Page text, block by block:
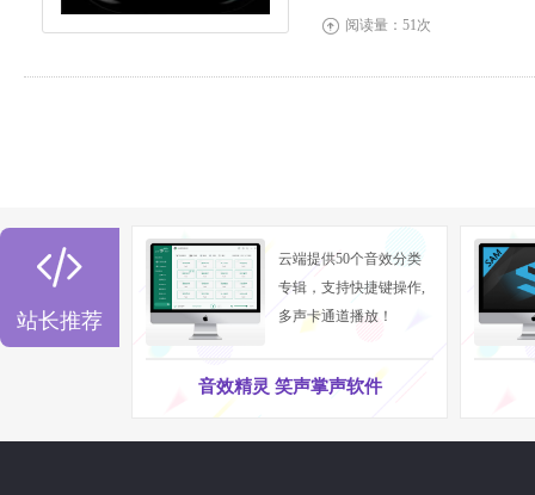
 阅读量：51次

站长推荐
云端提供50个音效分类
专辑，支持快捷键操作,
多声卡通道播放！
音效精灵 笑声掌声软件